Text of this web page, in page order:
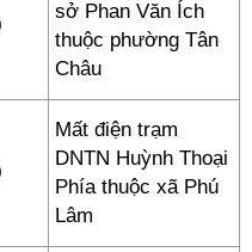
sở Phan Văn Ích
thuộc phường Tân
Châu
Mất điện trạm
DNTN Huỳnh Thoại
Phía thuộc xã Phú
Lâm